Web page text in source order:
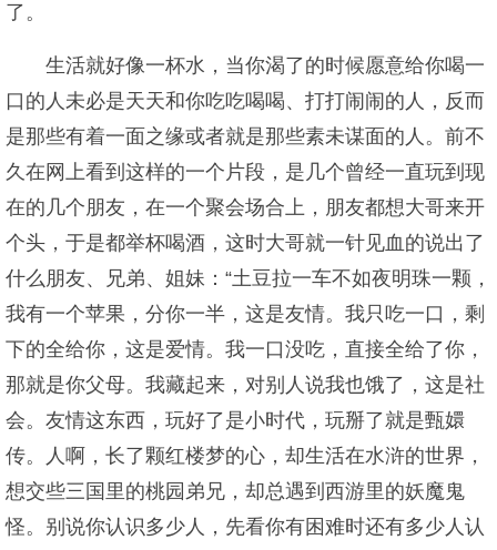
了。
生活就好像一杯水，当你渴了的时候愿意给你喝一
口的人未必是天天和你吃吃喝喝、打打闹闹的人，反而
是那些有着一面之缘或者就是那些素未谋面的人。前不
久在网上看到这样的一个片段，是几个曾经一直玩到现
在的几个朋友，在一个聚会场合上，朋友都想大哥来开
个头，于是都举杯喝酒，这时大哥就一针见血的说出了
什么朋友、兄弟、姐妹：“土豆拉一车不如夜明珠一颗，
我有一个苹果，分你一半，这是友情。我只吃一口，剩
下的全给你，这是爱情。我一口没吃，直接全给了你，
那就是你父母。我藏起来，对别人说我也饿了，这是社
会。友情这东西，玩好了是小时代，玩掰了就是甄嬛
传。人啊，长了颗红楼梦的心，却生活在水浒的世界，
想交些三国里的桃园弟兄，却总遇到西游里的妖魔鬼
怪。别说你认识多少人，先看你有困难时还有多少人认